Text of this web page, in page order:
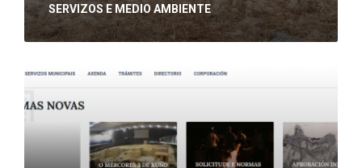
SERVIZOS E MEDIO AMBIENTE
Ler